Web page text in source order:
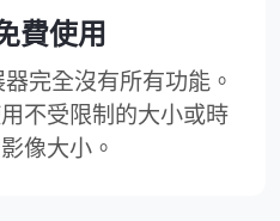
費使用
完全沒有所有功能。
不受限制的大小或時
像大小。